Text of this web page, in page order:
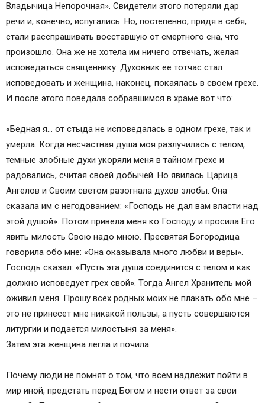
Владычица Непорочная». Свидетели этого потеряли дар
речи и, конечно, испугались. Но, постепенно, придя в себя,
стали расспрашивать восставшую от смертного сна, что
произошло. Она же не хотела им ничего отвечать, желая
исповедаться священнику. Духовник ее тотчас стал
исповедовать и женщина, наконец, покаялась в своем грехе.
И после этого поведала собравшимся в храме вот что:
«Бедная я… от стыда не исповедалась в одном грехе, так и
умерла. Когда несчастная душа моя разлучилась с телом,
темные злобные духи укоряли меня в тайном грехе и
радовались, считая своей добычей. Но явилась Царица
Ангелов и Своим светом разогнала духов злобы. Она
сказала им с негодованием: «Господь не дал вам власти над
этой душой». Потом привела меня ко Господу и просила Его
явить милость Свою надо мною. Пресвятая Богородица
говорила обо мне: «Она оказывала много любви и веры».
Господь сказал: «Пусть эта душа соединится с телом и как
должно исповедует грех свой». Тогда Ангел Хранитель мой
оживил меня. Прошу всех родных моих не плакать обо мне –
это не принесет мне никакой пользы, а пусть совершаются
литургии и подается милостыня за меня».
Затем эта женщина легла и почила.
Почему люди не помнят о том, что всем надлежит пойти в
мир иной, предстать перед Богом и нести ответ за свои